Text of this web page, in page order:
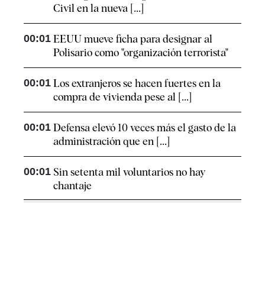
Civil en la nueva [...]
00:01 EEUU mueve ficha para designar al
Polisario como "organización terrorista"
00:01 Los extranjeros se hacen fuertes en la
compra de vivienda pese al [...]
00:01 Defensa elevó 10 veces más el gasto de la
administración que en [...]
00:01 Sin setenta mil voluntarios no hay
chantaje